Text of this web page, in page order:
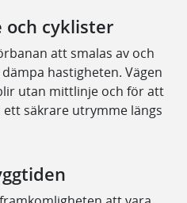
och cyklister
att smalas av och
hastigheten. Vägen
utan mittlinje och för att
ett säkrare utrymme längs